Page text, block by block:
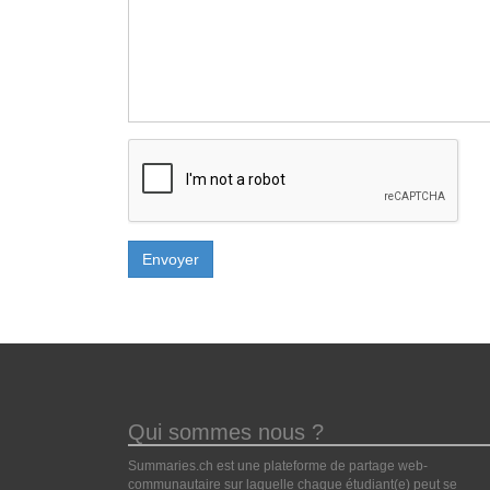
Envoyer
Qui sommes nous ?
Summaries.ch est une plateforme de partage web-
communautaire sur laquelle chaque étudiant(e) peut se